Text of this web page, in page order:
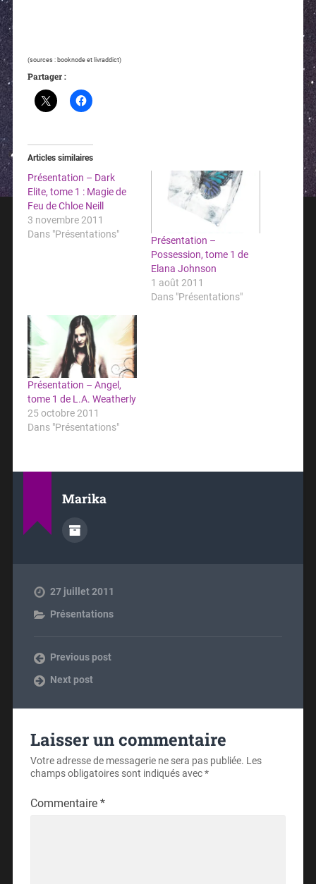
(sources : booknode et livraddict)
Partager :
Articles similaires
Présentation – Dark
Elite, tome 1 : Magie de
Feu de Chloe Neill
3 novembre 2011
Dans "Présentations"
Présentation –
Possession, tome 1 de
Elana Johnson
1 août 2011
Dans "Présentations"
Présentation – Angel,
tome 1 de L.A. Weatherly
25 octobre 2011
Dans "Présentations"
Marika
27 juillet 2011
Présentations
Previous post
Next post
Laisser un commentaire
Votre adresse de messagerie ne sera pas publiée. Les
champs obligatoires sont indiqués avec*
Commentaire *